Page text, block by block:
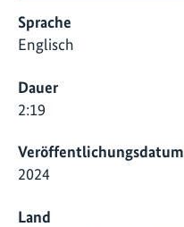
Sprache
Englisch
Dauer
2:19
Veröffentlichungsdatum
2024
Land